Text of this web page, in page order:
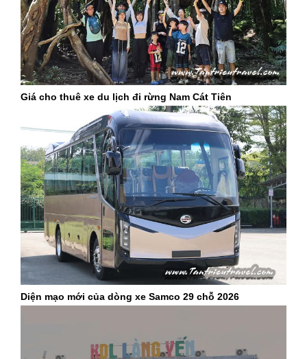
Giá cho thuê xe du lịch đi rừng Nam Cát Tiên
Diện mạo mới của dòng xe Samco 29 chỗ 2026